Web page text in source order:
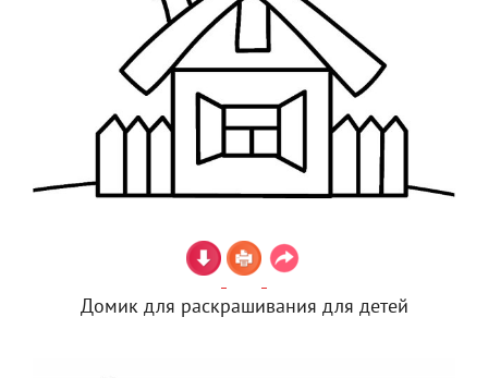
Домик для раскрашивания для детей